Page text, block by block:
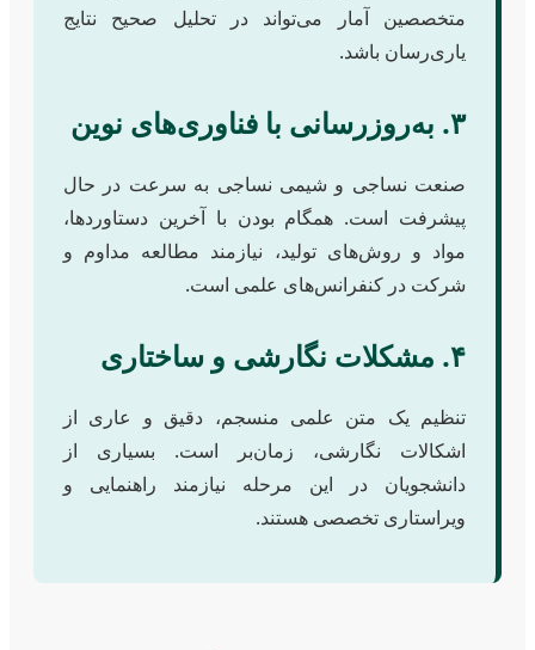
متخصصین آمار می‌تواند در تحلیل صحیح نتایج
یاری‌رسان باشد.
۳. به‌روزرسانی با فناوری‌های نوین
صنعت نساجی و شیمی نساجی به سرعت در حال
پیشرفت است. همگام بودن با آخرین دستاوردها،
مواد و روش‌های تولید، نیازمند مطالعه مداوم و
شرکت در کنفرانس‌های علمی است.
۴. مشکلات نگارشی و ساختاری
تنظیم یک متن علمی منسجم، دقیق و عاری از
اشکالات نگارشی، زمان‌بر است. بسیاری از
دانشجویان در این مرحله نیازمند راهنمایی و
ویراستاری تخصصی هستند.